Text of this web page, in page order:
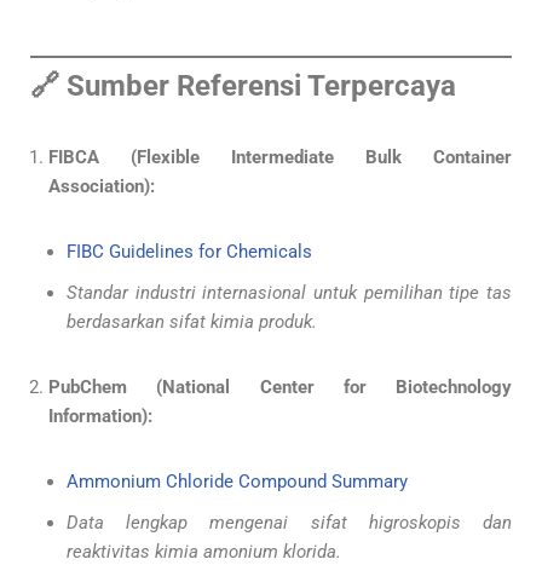
🔗 Sumber Referensi Terpercaya
FIBCA (Flexible Intermediate Bulk Container
Association):
FIBC Guidelines for Chemicals
Standar industri internasional untuk pemilihan tipe tas
berdasarkan sifat kimia produk.
PubChem (National Center for Biotechnology
Information):
Ammonium Chloride Compound Summary
Data lengkap mengenai sifat higroskopis dan
reaktivitas kimia amonium klorida.